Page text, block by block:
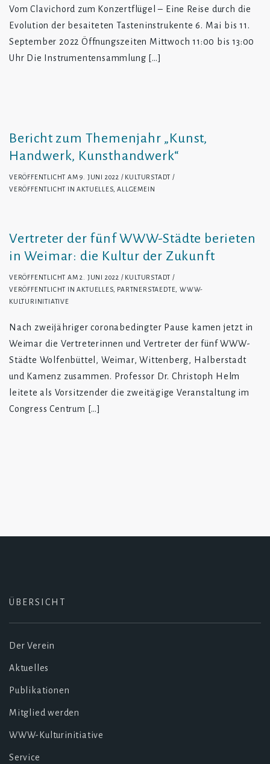
Vom Clavichord zum Konzertflügel – Eine Reise durch die
Evolution der besaiteten Tasteninstrukente 6. Mai bis 11.
September 2022 Öffnungszeiten Mittwoch 11:00 bis 13:00
Uhr Die Instrumentensammlung […]
Bericht zum Themenjahr „Kunst,
Handwerk, Kunsthandwerk“
VERÖFFENTLICHT AM9. JUNI 2022
KULTURSTADT
VERÖFFENTLICHT INAKTUELLES,ALLGEMEIN
Vertreter der fünf WWW-Städte berieten
in Weimar: die Kultur der Zukunft
VERÖFFENTLICHT AM2. JUNI 2022
KULTURSTADT
VERÖFFENTLICHT INAKTUELLES, PARTNERSTAEDTE ,WWW-
KULTURINITIATIVE
Nach zweijähriger coronabedingter Pause kamen jetzt in
Weimar die Vertreterinnen und Vertreter der fünf WWW-
Städte Wolfenbüttel, Weimar, Wittenberg, Halberstadt
und Kamenz zusammen. Professor Dr. Christoph Helm
leitete als Vorsitzender die zweitägige Veranstaltung im
Congress Centrum […]
ÜBERSICHT
Der Verein
Aktuelles
Publikationen
Mitglied werden
WWW-Kulturinitiative
Service